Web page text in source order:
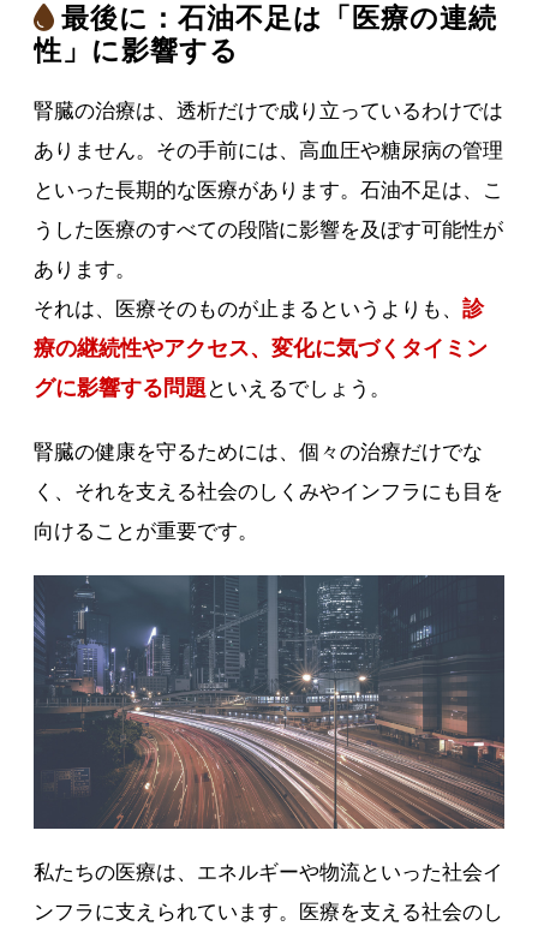
最後に：石油不足は「医療の連続
性」に影響する
腎臓の治療は、透析だけで成り立っているわけでは
ありません。その手前には、高血圧や糖尿病の管理
といった長期的な医療があります。石油不足は、こ
うした医療のすべての段階に影響を及ぼす可能性が
あります。
それは、医療そのものが止まるというよりも、診
療の継続性やアクセス、変化に気づくタイミン
グに影響する問題 といえるでしょう。
腎臓の健康を守るためには、個々の治療だけでな
く、それを支える社会のしくみやインフラにも目を
向けることが重要です。
私たちの医療は、エネルギーや物流といった社会イ
ンフラに支えられています。医療を支える社会のし